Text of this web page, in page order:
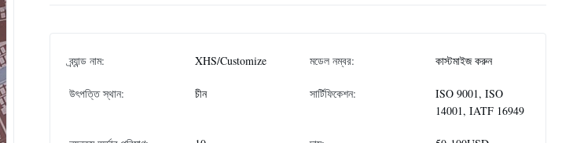
ব্র্যান্ড নাম: XHS/Customize মডেল নম্বর: কাস্টমাইজ করুন
উৎপত্তি স্থান: চীন সার্টিফিকেশন:
ISO 9001, ISO
14001, IATF 16949